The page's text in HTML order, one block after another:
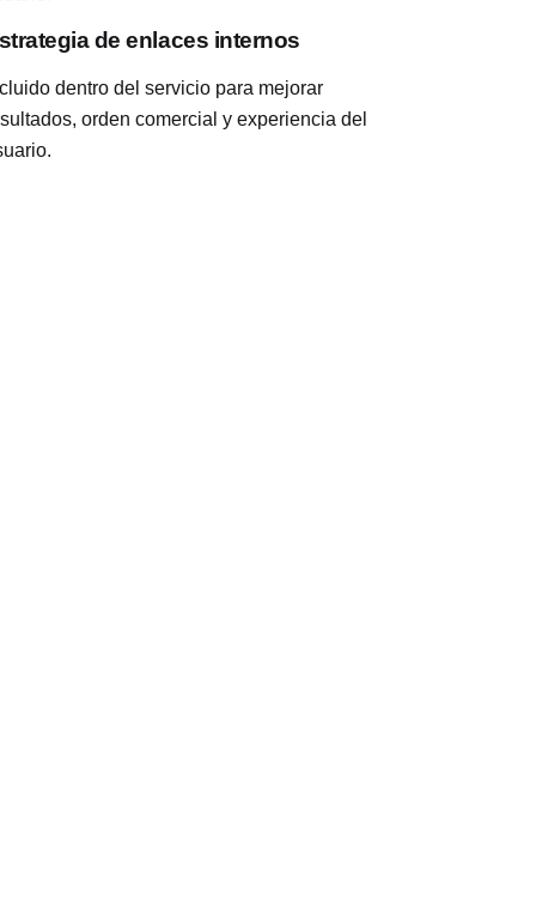
de enlaces internos
dentro del servicio para mejorar
orden comercial y experiencia del